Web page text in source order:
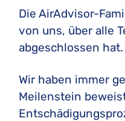
Die AirAdvisor-
von uns, über alle
abgeschlossen hat.
Wir haben immer
Meilenstein